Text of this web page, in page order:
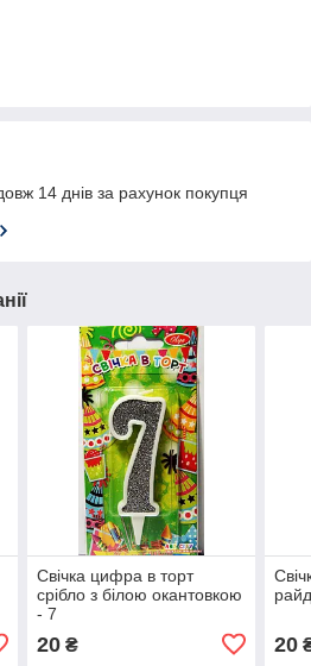
14 днів за рахунок покупця
Свічка цифра в торт
срібло з білою окантовкою
- 7
20₴ 20